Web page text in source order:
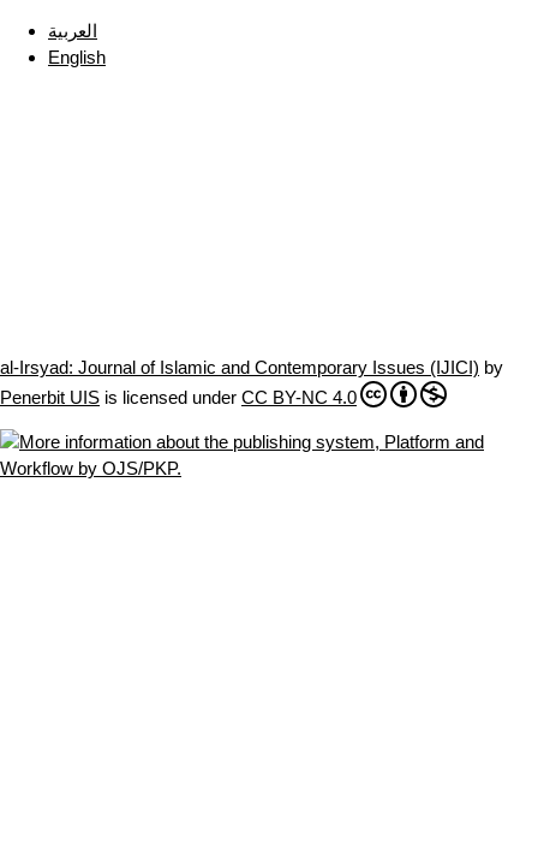
العربية
English
al-Irsyad: Journal of Islamic and Contemporary Issues (IJICI) by
Penerbit UIS is licensed under CC BY-NC 4.0